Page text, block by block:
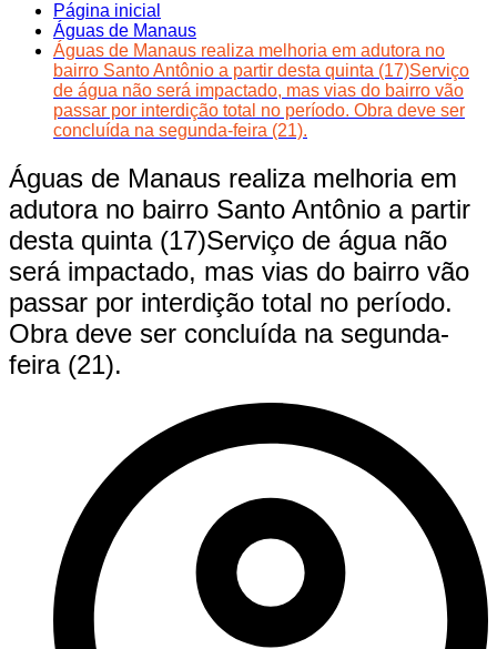
Página inicial
Águas de Manaus
Águas de Manaus realiza melhoria em adutora no
bairro Santo Antônio a partir desta quinta (17)Serviço
de água não será impactado, mas vias do bairro vão
passar por interdição total no período. Obra deve ser
concluída na segunda-feira (21).
Águas de Manaus realiza melhoria em
adutora no bairro Santo Antônio a partir
desta quinta (17)Serviço de água não
será impactado, mas vias do bairro vão
passar por interdição total no período.
Obra deve ser concluída na segunda-
feira (21).